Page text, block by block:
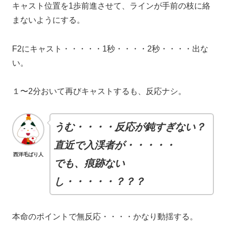
キャスト位置を1歩前進させて、ラインが手前の枝に絡
まないようにする。
F2にキャスト・・・・・1秒・・・・2秒・・・・出な
い。
１〜2分おいて再びキャストするも、反応ナシ。
西洋毛ばり人
うむ・・・・反応が鈍すぎない？
直近で入渓者が・・・・・
でも、痕跡ない
し・・・・・？？？
本命のポイントで無反応・・・・かなり動揺する。